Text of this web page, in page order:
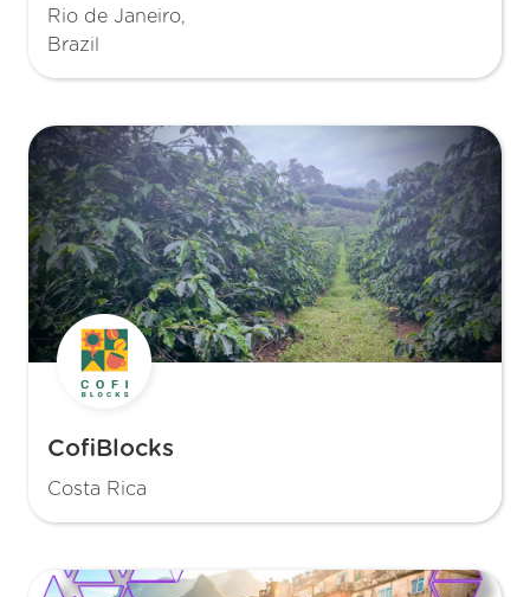
Rio de Janeiro,
Brazil
CofiBlocks
Costa Rica‍